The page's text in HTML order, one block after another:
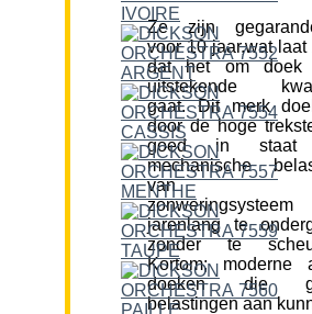
Ze zijn
voor 10 jaar,wat laat
dat het om doek
uitstekende
gaat. Dit merk
door de hoge
goed in staat
mechanische
van
zonweringsysteem
jarenlang te
zonder te
Kortom; moderne
doeken die
belastingen aan